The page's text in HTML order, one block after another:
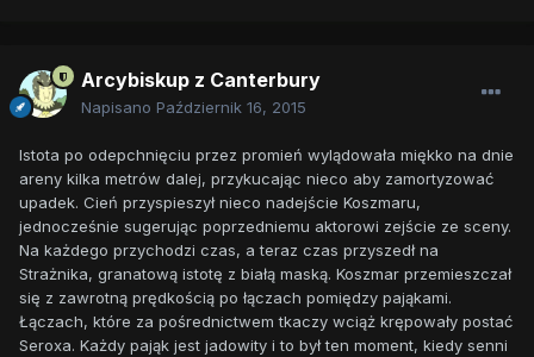
Arcybiskup z Canterbury
Napisano Październik 16, 2015
Istota po odepchnięciu przez promień wylądowała miękko na dnie
areny kilka metrów dalej, przykucając nieco aby zamortyzować
upadek. Cień przyspieszył nieco nadejście Koszmaru,
jednocześnie sugerując poprzedniemu aktorowi zejście ze sceny.
Na każdego przychodzi czas, a teraz czas przyszedł na
Strażnika, granatową istotę z białą maską. Koszmar przemieszczał
się z zawrotną prędkością po łączach pomiędzy pająkami.
Łączach, które za pośrednictwem tkaczy wciąż krępowały postać
Seroxa. Każdy pająk jest jadowity i to był ten moment, kiedy senni